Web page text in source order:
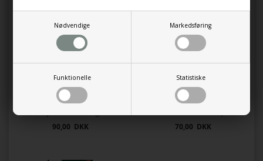
Nødvendige Markedsføring
Funktionelle Statistiske
Kunder købte også
90,00 DKK 70,00 DKK